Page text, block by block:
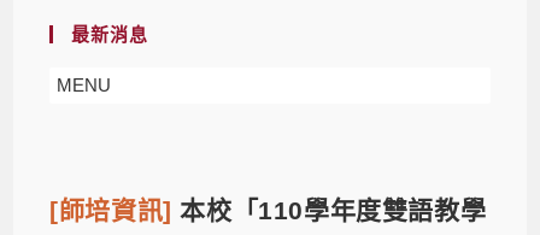
最新消息
MENU
[師培資訊]本校「110學年度雙語教學